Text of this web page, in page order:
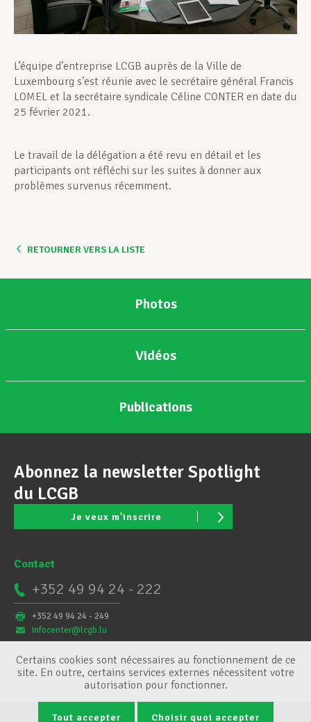
L’équipe d’entreprise LCGB auprès de la Ville de
Luxembourg s’est réunie avec le secrétaire général Francis
LOMEL et la secrétaire syndicale Céline CONTER en date du
25 février 2021.
Le travail de la délégation a été revu en détail et les
participants ont réfléchi sur les suites à donner aux
problèmes survenus récemment.
RETOURNER VERS LA LISTE
Photos
Vidéos
Publications
Abonnez la newsletter Spotlight
du LCGB
Je veux m'inscrire
Contact
+352 49 94 24 - 222
+352 49 94 24 - 249
infocenter@lcgb.lu
Certains cookies sont nécessaires au fonctionnement de ce
site. En outre, certains services externes nécessitent votre
autorisation pour fonctionner.
Tout accepter Choisir quoi accepter